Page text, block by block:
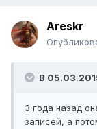
Areskr
В
3 года назад
записей, а